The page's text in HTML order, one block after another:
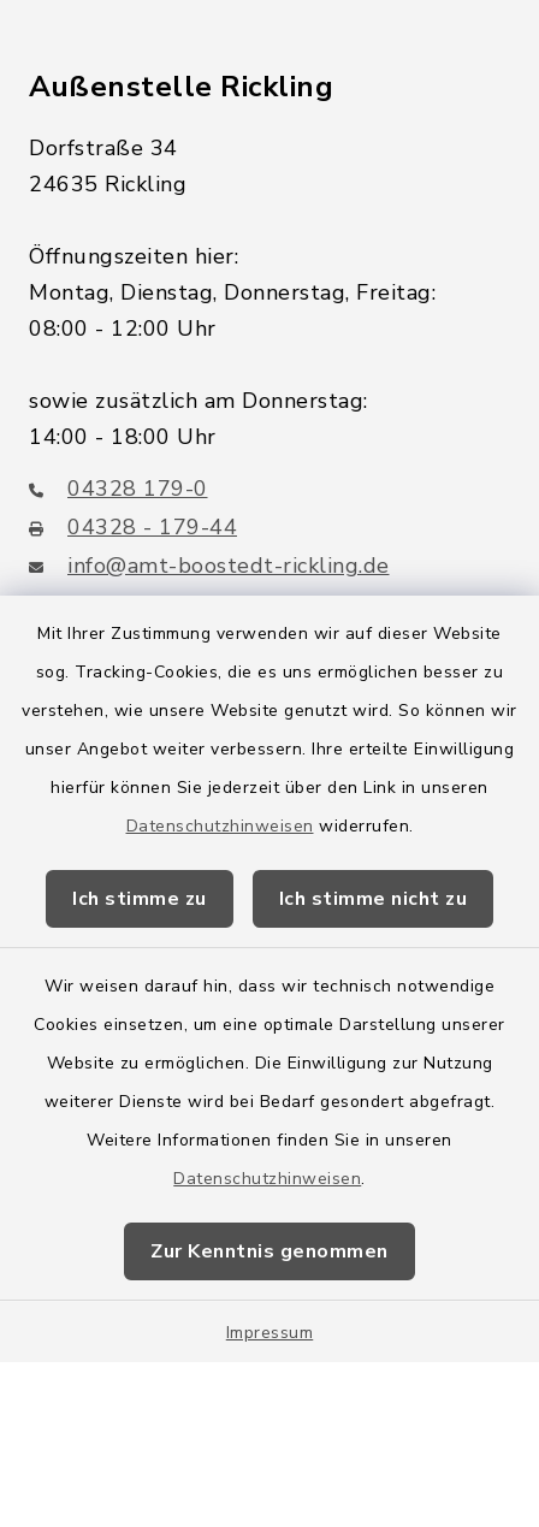
Mit Ihrer Zustimmung verwenden wir auf dieser Website
sog. Tracking-Cookies, die es uns ermöglichen besser zu
verstehen, wie unsere Website genutzt wird. So können wir
unser Angebot weiter verbessern. Ihre erteilte Einwilligung
hierfür können Sie jederzeit über den Link in unseren
Datenschutzhinweisen widerrufen.
Ich stimme zu Ich stimme nicht zu
Wir weisen darauf hin, dass wir technisch notwendige
Cookies einsetzen, um eine optimale Darstellung unserer
Website zu ermöglichen. Die Einwilligung zur Nutzung
weiterer Dienste wird bei Bedarf gesondert abgefragt.
Weitere Informationen finden Sie in unseren
Datenschutzhinweisen.
Zur Kenntnis genommen
Impressum
Außenstelle Rickling
Dorfstraße 34
24635 Rickling
Öffnungszeiten hier:
Montag, Dienstag, Donnerstag, Freitag:
08:00 - 12:00 Uhr
sowie zusätzlich am Donnerstag:
14:00 - 18:00 Uhr
04328 179-0
04328 - 179-44
info@amt-boostedt-rickling.de
Quicklinks
Amt Boostedt-Rickling
Amtsbroschüre
Wege-Zweckverband
Barrierefreiheit
Impressum
Sitemap